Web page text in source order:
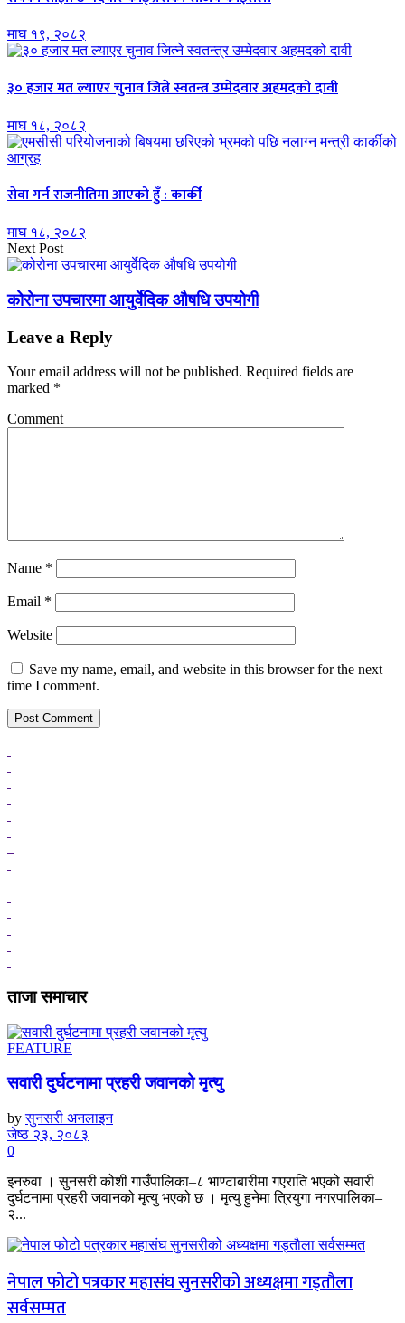
माघ १९, २०८२
३० हजार मत ल्याएर चुनाव जित्ने स्वतन्त्र उम्मेदवार अहमदको दावी
माघ १८, २०८२
सेवा गर्न राजनीतिमा आएको हुँ : कार्की
माघ १८, २०८२
Next Post
कोरोना उपचारमा आयुर्वेदिक औषधि उपयोगी
Leave a Reply
Your email address will not be published. Required fields are
marked *
Comment
Name *
Email *
Website
Save my name, email, and website in this browser for the next
time I comment.
ताजा समाचार
FEATURE
सवारी दुर्घटनामा प्रहरी जवानको मृत्यु
by सुनसरी अनलाइन
जेष्ठ २३, २०८३
0
इनरुवा । सुनसरी कोशी गाउँपालिका–८ भाण्टाबारीमा गएराति भएको सवारी
दुर्घटनामा प्रहरी जवानको मृत्यु भएको छ । मृत्यु हुनेमा त्रियुगा नगरपालिका–
२...
नेपाल फोटो पत्रकार महासंघ सुनसरीको अध्यक्षमा गड्ताैला
सर्वसम्मत